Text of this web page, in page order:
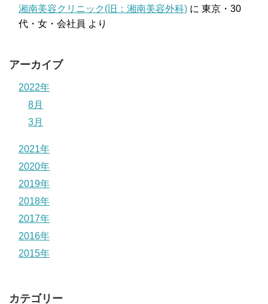
湘南美容クリニック(旧：湘南美容外科) に 東京・30
代・女・会社員 より
アーカイブ
2022年
8月
3月
2021年
2020年
2019年
2018年
2017年
2016年
2015年
カテゴリー